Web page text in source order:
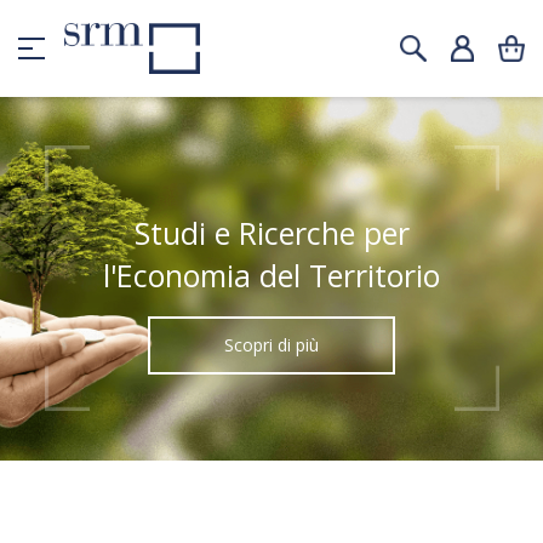
Studi e Ricerche per
l'Economia del Territorio
Scopri di più